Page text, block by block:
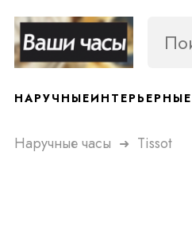
НАРУЧНЫЕИНТЕРЬЕРНЫЕ
Наручные часы ➜ Tissot